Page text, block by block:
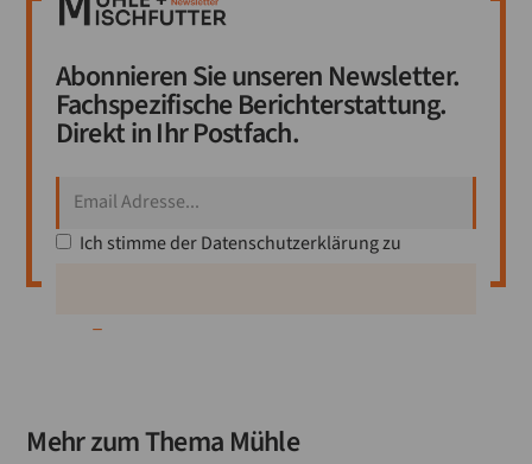
Abonnieren Sie unseren Newsletter.
Fachspezifische Berichterstattung.
Direkt in Ihr Postfach.
Ich stimme derDatenschutzerklärungzu
Mehr zum Thema Mühle